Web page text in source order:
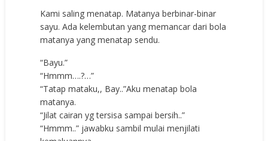
Kami saling menatap. Matanya berbinar-binar
sayu. Ada kelembutan yang memancar dari bola
matanya yang menatap sendu.
“Bayu.”
“Hmmm….?…”
“Tatap mataku,, Bay..”Aku menatap bola
matanya.
“Jilat cairan yg tersisa sampai bersih..”
“Hmmm..” jawabku sambil mulai menjilati